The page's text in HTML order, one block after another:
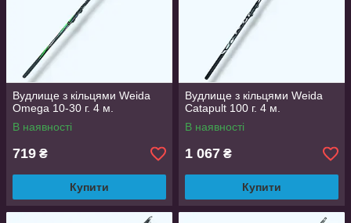
Вудлище з кільцями Weida
Omega 10-30 г. 4 м.
В наявності
719 ₴
Купити
Вудлище з кільцями Weida
Catapult 100 г. 4 м.
В наявності
1 067 ₴
Купити